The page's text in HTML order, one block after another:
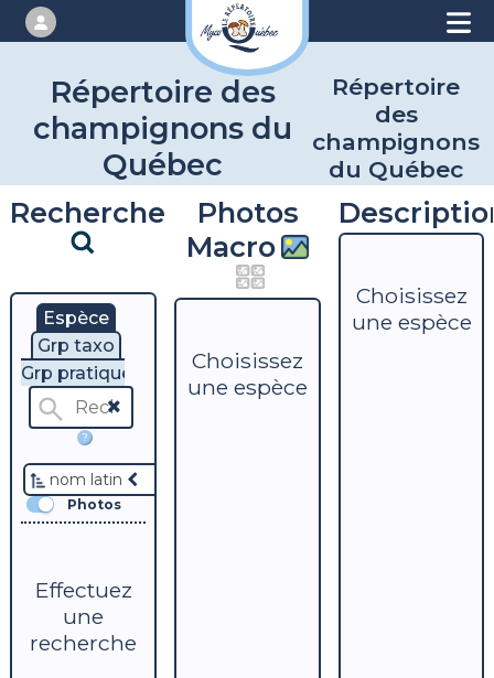
Répertoire des
champignons du
Québec
Répertoire
des
champignons
du Québec
Recherche
Espèce
Grp taxo
Grp pratique
?
nom latin
Photos
Effectuez
une
recherche
Photos
Macro
Choisissez
une espèce
Choisissez
une espèce